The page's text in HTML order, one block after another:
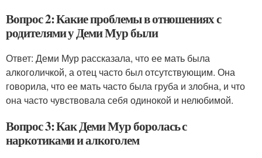
Вопрос 2: Какие проблемы в отношениях с
родителями у Деми Мур были
Ответ: Деми Мур рассказала, что ее мать была
алкоголичкой, а отец часто был отсутствующим. Она
говорила, что ее мать часто была груба и злобна, и что
она часто чувствовала себя одинокой и нелюбимой.
Вопрос 3: Как Деми Мур боролась с
наркотиками и алкоголем